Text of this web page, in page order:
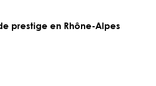
prestige en Rhône-Alpes